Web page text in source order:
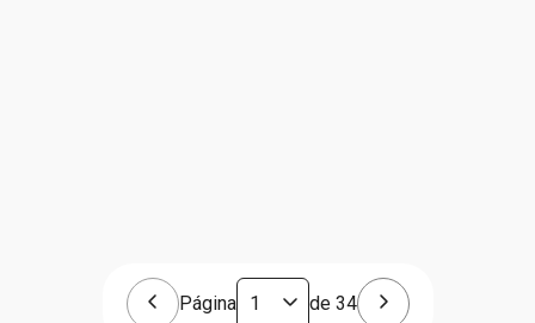
Página de 34